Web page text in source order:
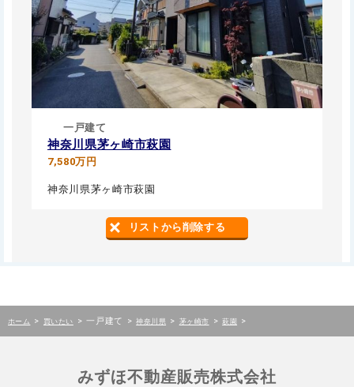
一戸建て
神奈川県茅ヶ崎市萩園
7,580万円
神奈川県茅ヶ崎市萩園
リストから削除する
ホーム > 買いたい > 一戸建て > 神奈川県 > 茅ヶ崎市 > 萩園 >
みずほ不動産販売株式会社